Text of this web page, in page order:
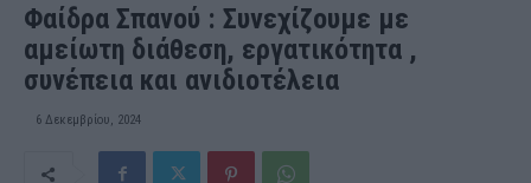
Φαίδρα Σπανού : Συνεχίζουμε με
αμείωτη διάθεση, εργατικότητα ,
συνέπεια και ανιδιοτέλεια
6 Δεκεμβρίου, 2024